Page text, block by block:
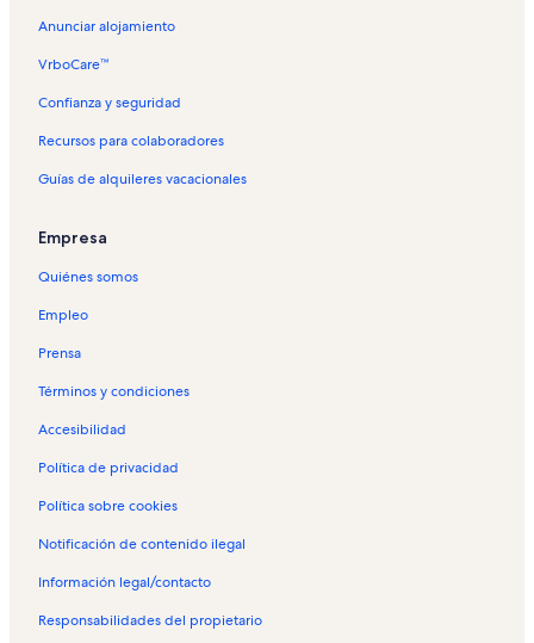
Anunciar alojamiento
VrboCare™
Confianza y seguridad
Recursos para colaboradores
Guías de alquileres vacacionales
Empresa
Quiénes somos
Empleo
Prensa
Términos y condiciones
Accesibilidad
Política de privacidad
Política sobre cookies
Notificación de contenido ilegal
Información legal/contacto
Responsabilidades del propietario